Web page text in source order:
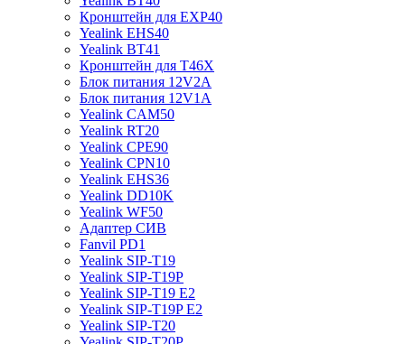
Кронштейн для EXP40
Yealink EHS40
Yealink BT41
Кронштейн для T46X
Блок питания 12V2A
Блок питания 12V1A
Yealink CAM50
Yealink RT20
Yealink CPE90
Yealink CPN10
Yealink EHS36
Yealink DD10K
Yealink WF50
Адаптер СИВ
Fanvil PD1
Yealink SIP-T19
Yealink SIP-T19P
Yealink SIP-T19 E2
Yealink SIP-T19P E2
Yealink SIP-T20